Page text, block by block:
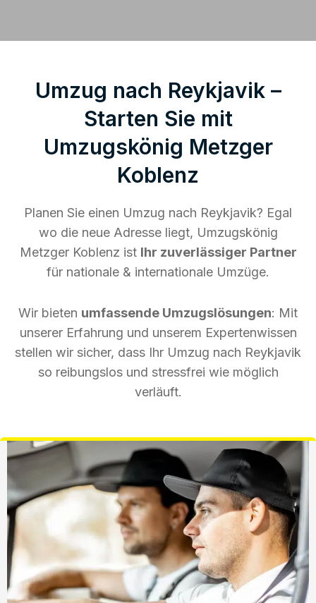
Umzug nach Reykjavik –
Starten Sie mit
Umzugskönig Metzger
Koblenz
Planen Sie einen Umzug nach Reykjavik? Egal
wo die neue Adresse liegt, Umzugskönig
Metzger Koblenz ist Ihr zuverlässiger Partner
für nationale & internationale Umzüge.
Wir bieten umfassende Umzugslösungen: Mit
unserer Erfahrung und unserem Expertenwissen
stellen wir sicher, dass Ihr Umzug nach Reykjavik
so reibungslos und stressfrei wie möglich
verläuft.